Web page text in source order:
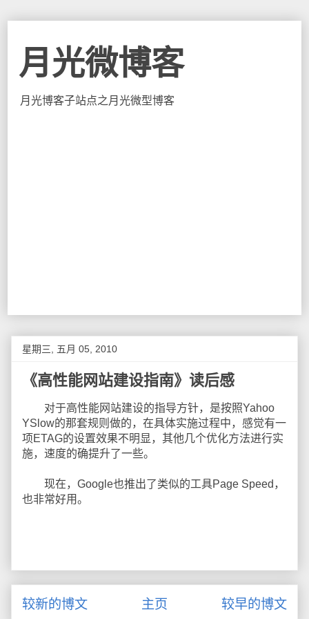
月光微博客
月光博客子站点之月光微型博客
星期三, 五月 05, 2010
《高性能网站建设指南》读后感
对于高性能网站建设的指导方针，是按照Yahoo
YSlow的那套规则做的，在具体实施过程中，感觉有一
项ETAG的设置效果不明显，其他几个优化方法进行实
施，速度的确提升了一些。
现在，Google也推出了类似的工具Page Speed，
也非常好用。
较新的博文 较早的博文
主页